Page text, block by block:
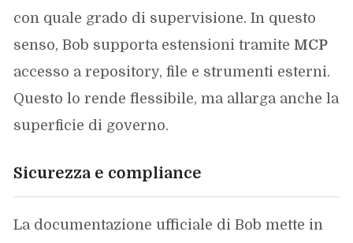
con quale grado di supervisione. In questo
senso, Bob supporta estensioni tramite MCP
accesso a repository, file e strumenti esterni.
Questo lo rende flessibile, ma allarga anche la
superficie di governo.
Sicurezza e compliance
La documentazione ufficiale di Bob mette in